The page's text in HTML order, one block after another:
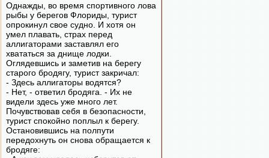
Однажды, во время спортивного лова
рыбы у берегов Флориды, турист
опрокинул свое судно. И хотя он
умел плавать, страх перед
аллигаторами заставлял его
хвататься за днище лодки.
Оглядевшись и заметив на берегу
старого бродягу, турист закричал:
- Здесь аллигаторы водятся?
- Нет, - ответил бродяга. - Их не
видели здесь уже много лет.
Почувствовав себя в безопасности,
турист спокойно поплыл к берегу.
Остановившись на полпути
передохнуть он снова обращается к
бродяге: